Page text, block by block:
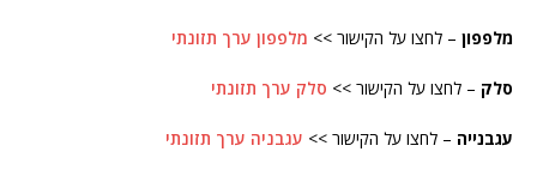
מלפפון – לחצו על הקישור >> מלפפון ערך תזונתי
סלק – לחצו על הקישור >> סלק ערך תזונתי
עגבנייה – לחצו על הקישור >> עגבניה ערך תזונתי